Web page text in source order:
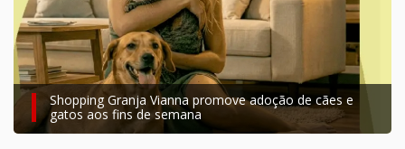
Shopping Granja Vianna promove adoção de cães e
gatos aos fins de semana